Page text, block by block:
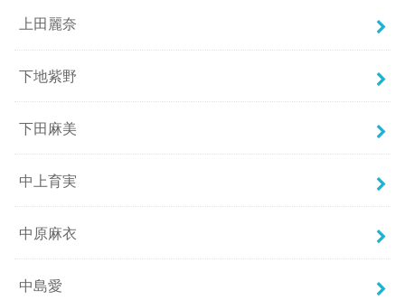
上田麗奈
下地紫野
下田麻美
中上育実
中原麻衣
中島愛